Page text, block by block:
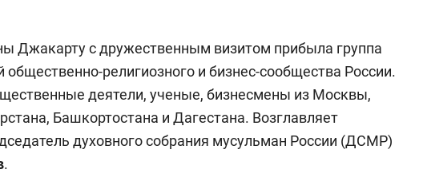
Джакарту с дружественным визитом прибыла группа
общественно-религиозного и бизнес-сообщества России.
деятели, ученые, бизнесмены из Москвы,
Башкортостана и Дагестана. Возглавляет
духовного собрания мусульман России (ДСМР)
.
Рекомендуем
150 камер до квартиры и Face
ID вместо ключа: какой будет
Рекомендуем
природе, работа